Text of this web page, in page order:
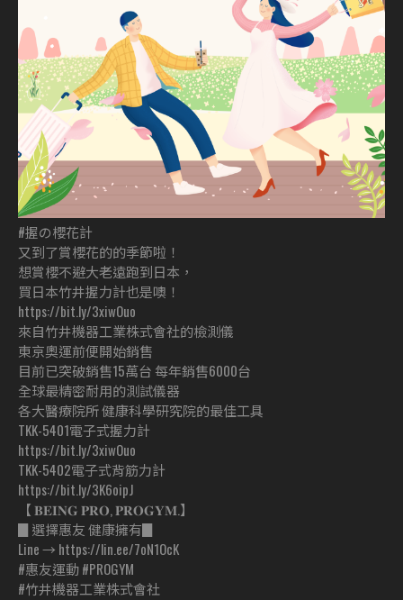
#握の櫻花計
又到了賞櫻花的的季節啦！
想賞櫻不避大老遠跑到日本，
買日本竹井握力計也是噢！
https://bit.ly/3xiwOuo
來自竹井機器工業株式會社的檢測儀
東京奧運前便開始銷售
目前已突破銷售15萬台 每年銷售6000台
全球最精密耐用的測試儀器
各大醫療院所 健康科學研究院的最佳工具
TKK-5401電子式握力計
https://bit.ly/3xiwOuo
TKK-5402電子式背筋力計
https://bit.ly/3K6oipJ
【 𝐁𝐄𝐈𝐍𝐆 𝐏𝐑𝐎, 𝐏𝐑𝐎𝐆𝐘𝐌.】
▊選擇惠友 健康擁有▊
Line → https://lin.ee/7oN1OcK
#惠友運動 #PROGYM
#竹井機器工業株式會社